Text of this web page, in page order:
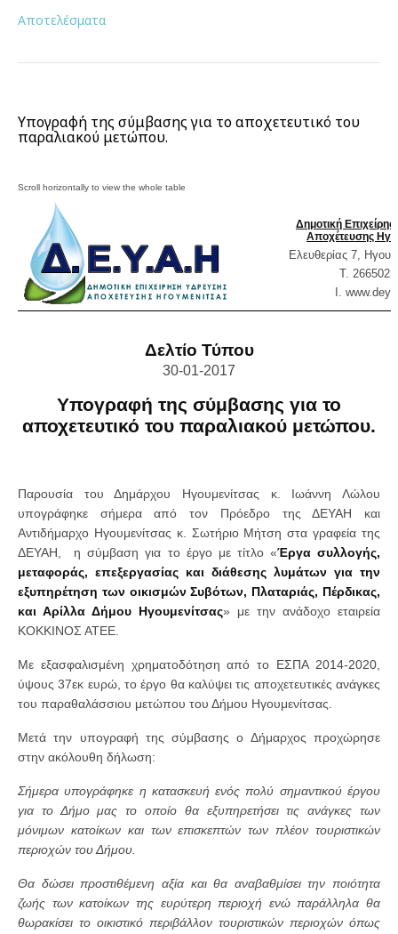
Αποτελέσματα
Υπογραφή της σύμβασης για το αποχετευτικό του
παραλιακού μετώπου.
Δημοτική
Αποχέτευσης
Ελευθερίας 7,
T.
Ι. www.
Δελτίο Τύπου
30-01-2017
Υπογραφή της σύμβασης για το
αποχετευτικό του παραλιακού μετώπου.
Παρουσία του Δημάρχου Ηγουμενίτσας κ. Ιωάννη Λώλου
υπογράφηκε σήμερα από τον Πρόεδρο της ΔΕΥΑΗ και
Αντιδήμαρχο Ηγουμενίτσας κ. Σωτήριο Μήτση στα γραφεία της
ΔΕΥΑΗ, η σύμβαση για το έργο με τίτλο «Έργα συλλογής,
μεταφοράς, επεξεργασίας και διάθεσης λυμάτων για την
εξυπηρέτηση των οικισμών Συβότων, Πλαταριάς, Πέρδικας,
και Αρίλλα Δήμου Ηγουμενίτσας» με την ανάδοχο εταιρεία
ΚΟΚΚΙΝΟΣ ΑΤΕΕ.
Με εξασφαλισμένη χρηματοδότηση από το ΕΣΠΑ 2014-2020,
ύψους 37εκ ευρώ, το έργο θα καλύψει τις αποχετευτικές ανάγκες
του παραθαλάσσιου μετώπου του Δήμου Ηγουμενίτσας.
Μετά την υπογραφή της σύμβασης ο Δήμαρχος προχώρησε
στην ακόλουθη δήλωση:
Σήμερα υπογράφηκε η κατασκευή ενός πολύ σημαντικού έργου
για το Δήμο μας το οποίο θα εξυπηρετήσει τις ανάγκες των
μόνιμων κατοίκων και των επισκεπτών των πλέον τουριστικών
περιοχών του Δήμου.
Θα δώσει προστιθέμενη αξία και θα αναβαθμίσει την ποιότητα
ζωής των κατοίκων της ευρύτερη περιοχή ενώ παράλληλα θα
θωρακίσει το οικιστικό περιβάλλον τουριστικών περιοχών όπως